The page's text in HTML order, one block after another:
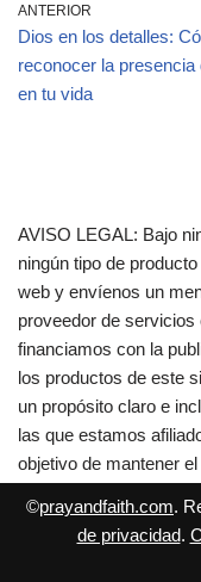
ANTERIOR
Dios en los detalles:
reconocer la presencia
en tu vida
AVISO LEGAL: Bajo
ningún tipo de
web y envíenos un
proveedor de
financiamos con la
los productos de este
un propósito claro e
las que estamos
objetivo de mantener
©prayandfaith.com.
de privacidad.